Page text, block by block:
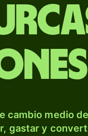
cambio medio
gastar y